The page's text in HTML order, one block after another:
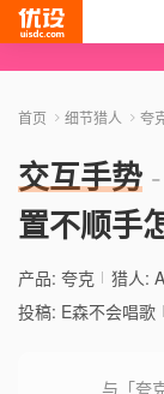
首页 细节猎人 夸
交互手势
置不顺手
产品: 夸克 猎人:
投稿: E森不会唱歌
与「夸